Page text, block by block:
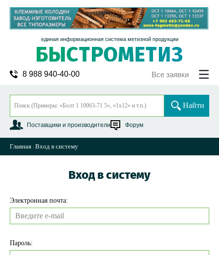
единая информационная система метизной продукции
8 988 940-40-00 Все заявки
Поставщики и производители Форум
Найти
Главная Вход в систему
Вход в систему
Электронная почта:
Пароль: